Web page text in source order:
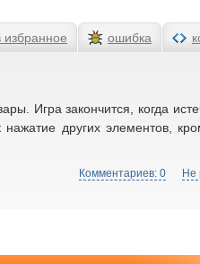
Игра закончится, когда
других элементов,
Комментариев: 0 Не
избранное ошибка